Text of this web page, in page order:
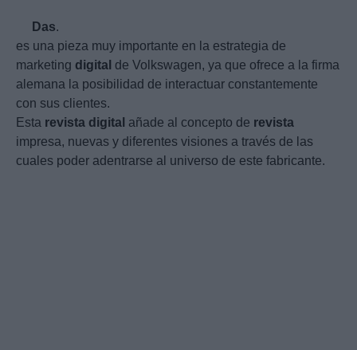
Das.
es una pieza muy importante en la estrategia de
marketing digital de Volkswagen, ya que ofrece a la firma
alemana la posibilidad de interactuar constantemente
con sus clientes.
Esta revista digital añade al concepto de revista
impresa, nuevas y diferentes visiones a través de las
cuales poder adentrarse al universo de este fabricante.